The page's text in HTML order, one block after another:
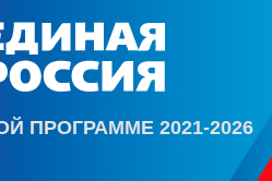
ПРОГРАММЕ 2021-2026